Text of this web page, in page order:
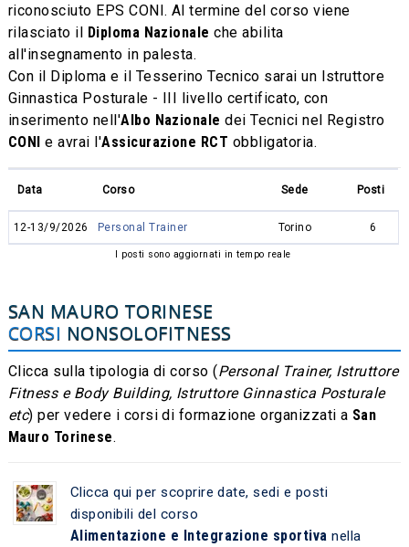
riconosciuto EPS CONI. Al termine del corso viene
rilasciato il Diploma Nazionale che abilita
all'insegnamento in palesta.
Con il Diploma e il Tesserino Tecnico sarai un Istruttore
Ginnastica Posturale - III livello certificato, con
inserimento nell'Albo Nazionale dei Tecnici nel Registro
CONI e avrai l'Assicurazione RCT obbligatoria.
Data Corso Sede Posti
12-13/9/2026 Personal Trainer Torino 6
I posti sono aggiornati in tempo reale
SAN MAURO TORINESE
CORSI NONSOLOFITNESS
Clicca sulla tipologia di corso (Personal Trainer, Istruttore
Fitness e Body Building, Istruttore Ginnastica Posturale
etc) per vedere i corsi di formazione organizzati a San
Mauro Torinese.
Clicca qui per scoprire date, sedi e posti
disponibili del corso
Alimentazione e Integrazione sportiva nella